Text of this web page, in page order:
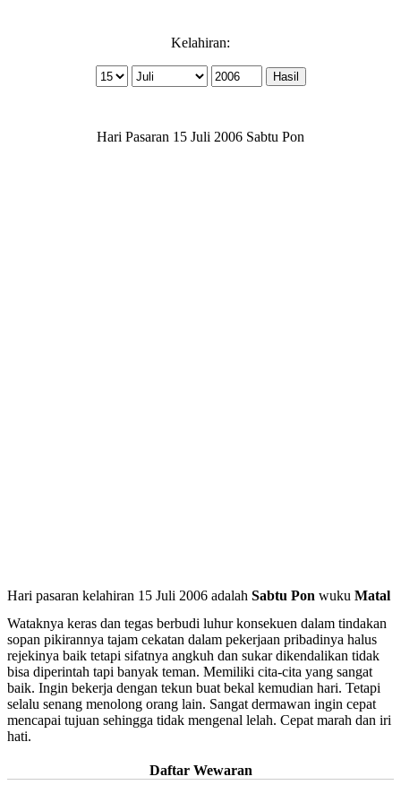
Kelahiran:
Hari Pasaran 15 Juli 2006 Sabtu Pon
Hari pasaran kelahiran 15 Juli 2006 adalah Sabtu Pon wuku Matal
Wataknya keras dan tegas berbudi luhur konsekuen dalam tindakan
sopan pikirannya tajam cekatan dalam pekerjaan pribadinya halus
rejekinya baik tetapi sifatnya angkuh dan sukar dikendalikan tidak
bisa diperintah tapi banyak teman. Memiliki cita-cita yang sangat
baik. Ingin bekerja dengan tekun buat bekal kemudian hari. Tetapi
selalu senang menolong orang lain. Sangat dermawan ingin cepat
mencapai tujuan sehingga tidak mengenal lelah. Cepat marah dan iri
hati.
Daftar Wewaran